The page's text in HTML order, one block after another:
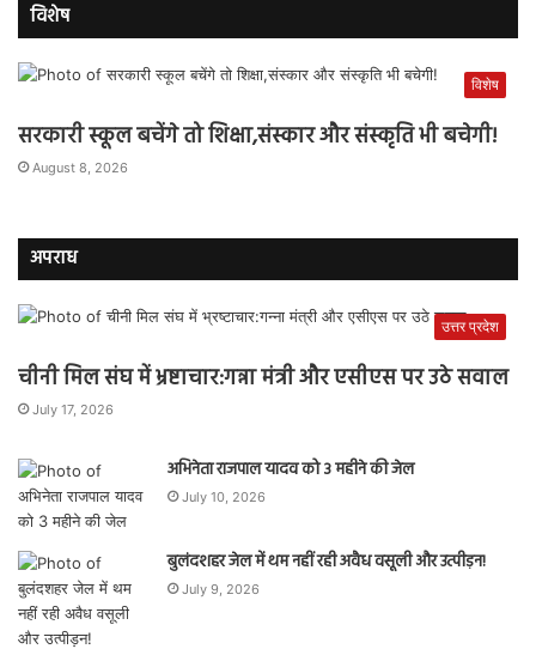
विशेष
विशेष
सरकारी स्कूल बचेंगे तो शिक्षा,संस्कार और संस्कृति भी बचेगी!
August 8, 2026
अपराध
उत्तर प्रदेश
चीनी मिल संघ में भ्रष्टाचार:गन्ना मंत्री और एसीएस पर उठे सवाल
July 17, 2026
अभिनेता राजपाल यादव को 3 महीने की जेल
July 10, 2026
बुलंदशहर जेल में थम नहीं रही अवैध वसूली और उत्पीड़न!
July 9, 2026